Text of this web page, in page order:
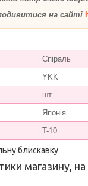
на сайті
Спіраль
YKK
шт
Японія
T-10
блискавку
магазину,